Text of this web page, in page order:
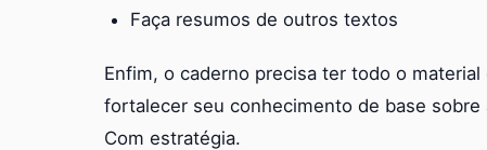
Faça resumos de outros textos
Enfim, o caderno precisa ter todo o
fortalecer seu conhecimento de base
Com estratégia.